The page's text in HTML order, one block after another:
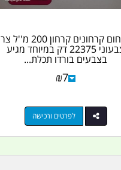
קרחום קרחונים קרחון 200 מ''ל צר
צבעוני 22375 דק במיוחד מגיע
בצבעים בורדו תכלת...
₪7
לפרטים ורכישה